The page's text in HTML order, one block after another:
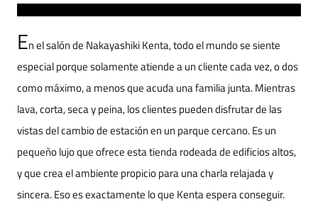
En el salón de Nakayashiki Kenta, todo el mundo se siente
especial porque solamente atiende a un cliente cada vez, o dos
como máximo, a menos que acuda una familia junta. Mientras
lava, corta, seca y peina, los clientes pueden disfrutar de las
vistas del cambio de estación en un parque cercano. Es un
pequeño lujo que ofrece esta tienda rodeada de edificios altos,
y que crea el ambiente propicio para una charla relajada y
sincera. Eso es exactamente lo que Kenta espera conseguir.